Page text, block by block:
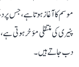
موسم کا آغاز ہوتا ہے، جس پر
پنیری کی منتقلی مؤخر ہوتی
دب جاتے ہیں۔